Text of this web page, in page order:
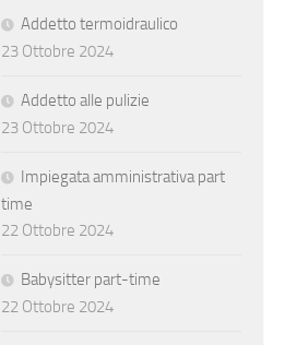
Addetto termoidraulico
23 Ottobre 2024
Addetto alle pulizie
23 Ottobre 2024
Impiegata amministrativa part
time
22 Ottobre 2024
Babysitter part-time
22 Ottobre 2024